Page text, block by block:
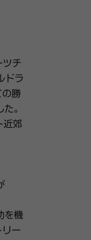
チ
ドラ
の勝
。
近郊
を機
ー